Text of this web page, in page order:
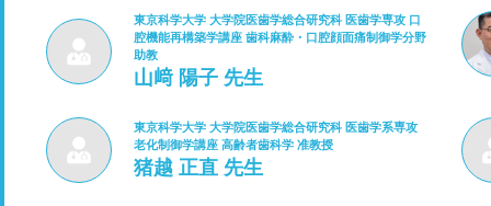
東京科学大学 大学院医歯学総合研究科 医歯学専攻 口
腔機能再構築学講座 歯科麻酔・口腔顔面痛制御学分野
助教
山﨑 陽子 先生
東京科学大学 大学院医歯学総合研究科 医歯学系専攻
老化制御学講座 高齢者歯科学 准教授
猪越 正直 先生